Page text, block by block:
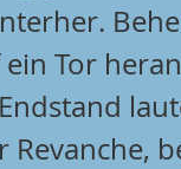
ein Tor
Revanche,